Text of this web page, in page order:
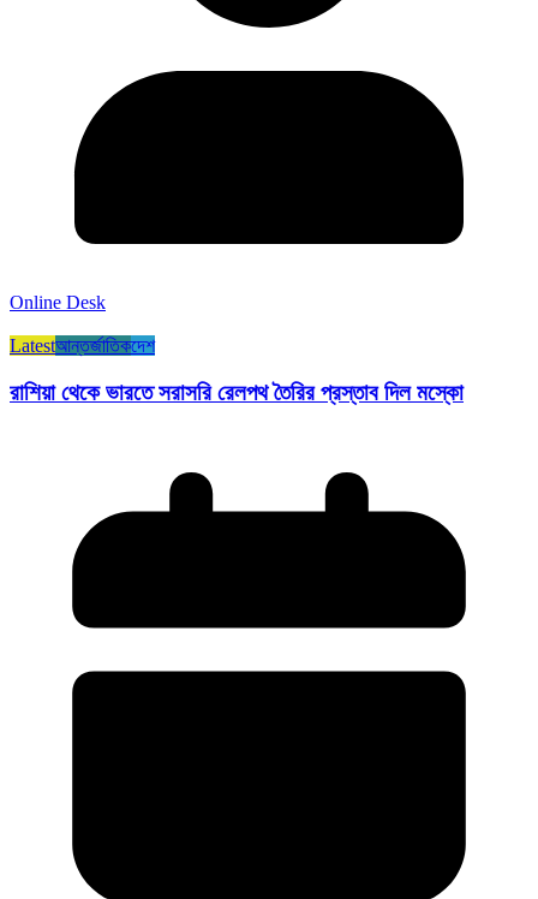
Online Desk
Latestআন্তর্জাতিকদেশ
রাশিয়া থেকে ভারতে সরাসরি রেলপথ তৈরির প্রস্তাব দিল মস্কো